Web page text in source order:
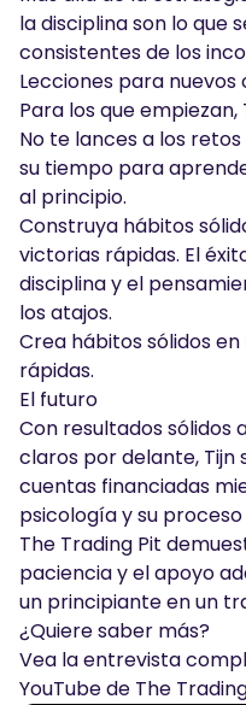
la disciplina son lo que
consistentes de los
Lecciones para
Para los que
No te lances a los
su tiempo para
al principio.
Construya hábitos
victorias rápidas. El
disciplina y el
los atajos.
Crea hábitos sólidos
rápidas.
El futuro
Con resultados sólidos
claros por delante, Tijn
cuentas financiadas
psicología y su
The Trading Pit
paciencia y el apoyo
un principiante en un
¿Quiere saber más?
Vea la entrevista
YouTube de The